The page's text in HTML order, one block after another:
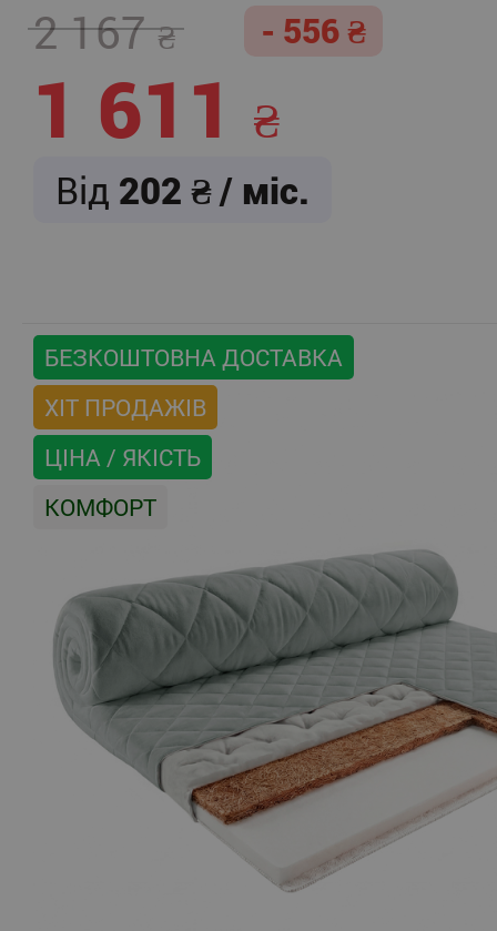
2 167 - 556
1 611
Від 202 / міс.
БЕЗКОШТОВНА ДОСТАВКА
ХІТ ПРОДАЖІВ
ЦІНА / ЯКІСТЬ
КОМФОРТ